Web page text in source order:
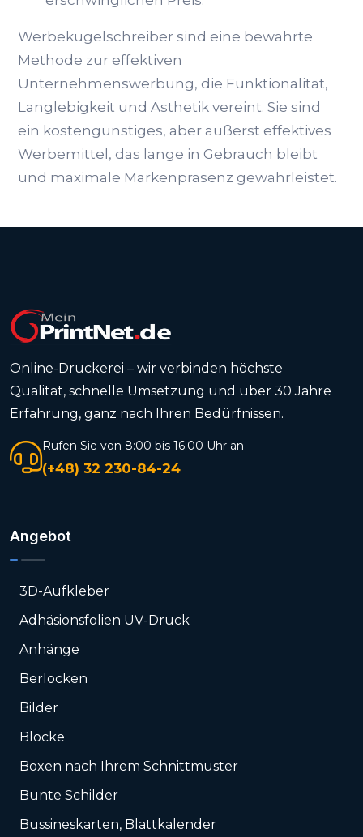
Werbekugelschreiber sind eine bewährte
Methode zur effektiven
Unternehmenswerbung, die Funktionalität,
Langlebigkeit und Ästhetik vereint. Sie sind
ein kostengünstiges, aber äußerst effektives
Werbemittel, das lange in Gebrauch bleibt
und maximale Markenpräsenz gewährleistet.
Online-Druckerei – wir verbinden höchste
Qualität, schnelle Umsetzung und über 30 Jahre
Erfahrung, ganz nach Ihren Bedürfnissen.
Rufen Sie von 8:00 bis 16:00 Uhr an
(+48) 32 230-84-24
Angebot
3D-Aufkleber
Adhäsionsfolien UV-Druck
Anhänge
Berlocken
Bilder
Blöcke
Boxen nach Ihrem Schnittmuster
Bunte Schilder
Bussineskarten, Blattkalender